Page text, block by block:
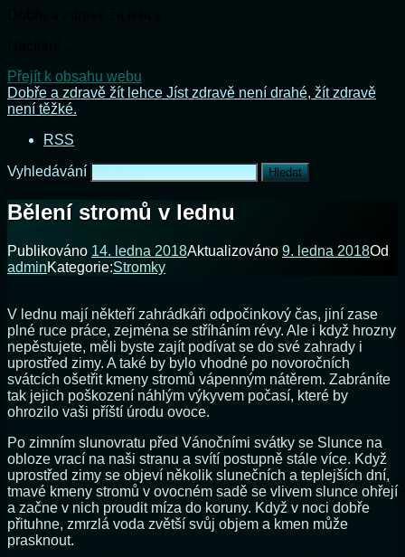
Přejít k obsahu webu
Dobře a zdravě žít lehce Jíst zdravě není drahé, žít zdravě
není těžké.
RSS
Vyhledávání
Bělení stromů v lednu
Publikováno 14. ledna 2018Aktualizováno 9. ledna 2018Od
adminKategorie:Stromky
V lednu mají někteří zahrádkáři odpočinkový čas, jiní zase
plné ruce práce, zejména se stříháním révy. Ale i když hrozny
nepěstujete, měli byste zajít podívat se do své zahrady i
uprostřed zimy. A také by bylo vhodné po novoročních
svátcích ošetřit kmeny stromů vápenným nátěrem. Zabráníte
tak jejich poškození náhlým výkyvem počasí, které by
ohrozilo vaši příští úrodu ovoce.
Po zimním slunovratu před Vánočními svátky se Slunce na
obloze vrací na naši stranu a svítí postupně stále více. Když
uprostřed zimy se objeví několik slunečních a teplejších dní,
tmavé kmeny stromů v ovocném sadě se vlivem slunce ohřejí
a začne v nich proudit míza do koruny. Když v noci dobře
přituhne, zmrzlá voda zvětší svůj objem a kmen může
prasknout.